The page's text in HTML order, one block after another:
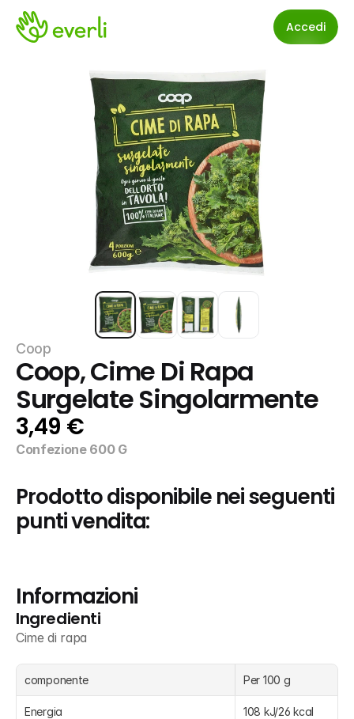
Accedi
Coop
Coop, Cime Di Rapa
Surgelate Singolarmente
3,49 €
Confezione 600 G
Prodotto disponibile nei seguenti
punti vendita:
Informazioni
Ingredienti
Cime di rapa
componente Per 100 g
Energia 108 kJ/26 kcal